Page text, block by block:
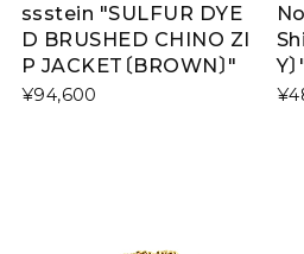
ssstein "SULFUR DYE
D BRUSHED CHINO ZI
P JACKET〔BROWN〕"
¥94,600
Y